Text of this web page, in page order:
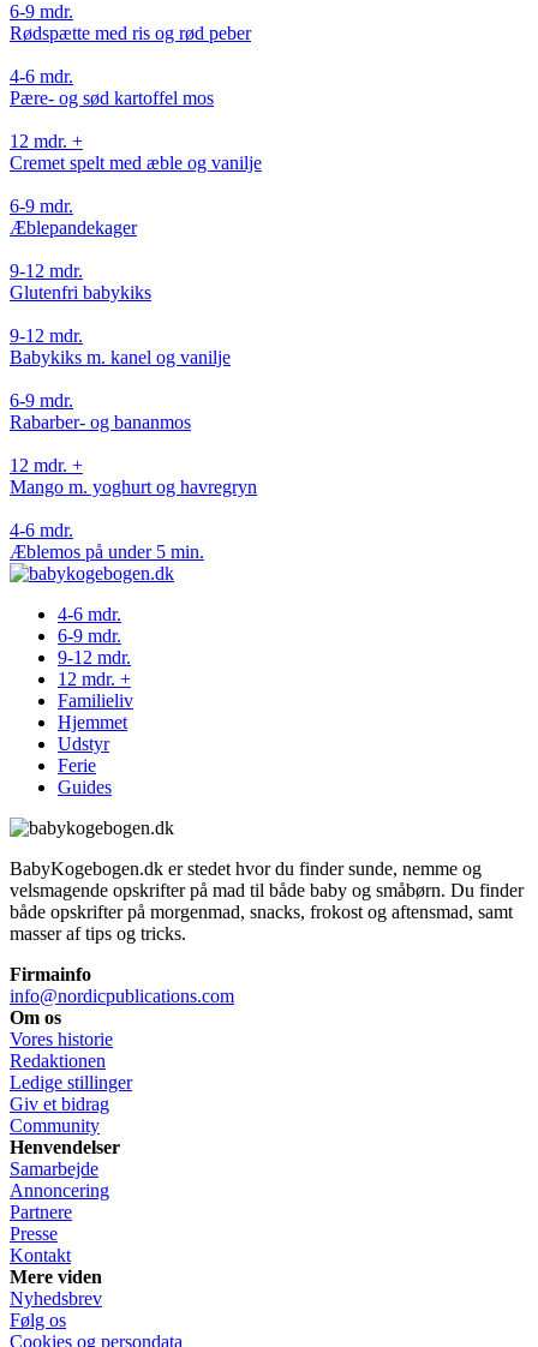
6-9 mdr.
Rødspætte med ris og rød peber
4-6 mdr.
Pære- og sød kartoffel mos
12 mdr. +
Cremet spelt med æble og vanilje
6-9 mdr.
Æblepandekager
9-12 mdr.
Glutenfri babykiks
9-12 mdr.
Babykiks m. kanel og vanilje
6-9 mdr.
Rabarber- og bananmos
12 mdr. +
Mango m. yoghurt og havregryn
4-6 mdr.
Æblemos på under 5 min.
4-6 mdr.
6-9 mdr.
9-12 mdr.
12 mdr. +
Familieliv
Hjemmet
Udstyr
Ferie
Guides
BabyKogebogen.dk er stedet hvor du finder sunde, nemme og
velsmagende opskrifter på mad til både baby og småbørn. Du finder
både opskrifter på morgenmad, snacks, frokost og aftensmad, samt
masser af tips og tricks.
Firmainfo
info@nordicpublications.com
Om os
Vores historie
Redaktionen
Ledige stillinger
Giv et bidrag
Community
Henvendelser
Samarbejde
Annoncering
Partnere
Presse
Kontakt
Mere viden
Nyhedsbrev
Følg os
Cookies og persondata